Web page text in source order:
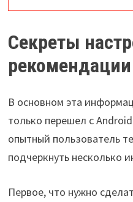
Секреты
В основном эта
только перешел с
опытный пользователь
подчеркнуть несколько
Первое, что нужно